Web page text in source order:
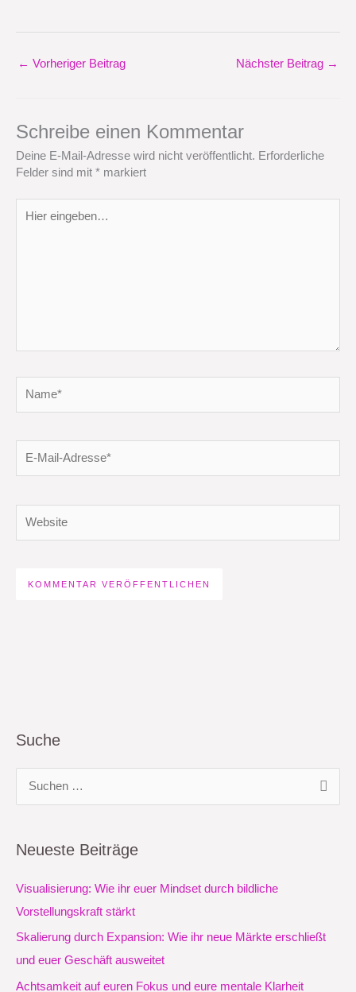
← Vorheriger Beitrag Nächster Beitrag →
Schreibe einen Kommentar
Deine E-Mail-Adresse wird nicht veröffentlicht. Erforderliche
Felder sind mit * markiert
eingeben…
Mail-
Suche
h
e
n
Neueste Beiträge
Visualisierung: Wie ihr euer Mindset durch bildliche
Vorstellungskraft stärkt
Skalierung durch Expansion: Wie ihr neue Märkte erschließt
und euer Geschäft ausweitet
Achtsamkeit auf euren Fokus und eure mentale Klarheit